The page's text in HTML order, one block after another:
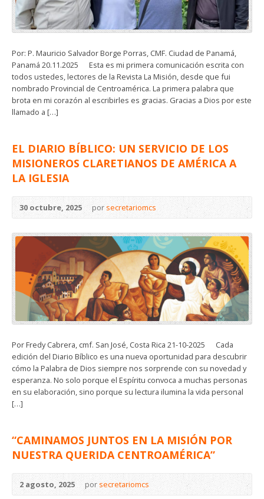
Por: P. Mauricio Salvador Borge Porras, CMF. Ciudad de Panamá,
Panamá 20.11.2025 Esta es mi primera comunicación escrita con
todos ustedes, lectores de la Revista La Misión, desde que fui
nombrado Provincial de Centroamérica. La primera palabra que
brota en mi corazón al escribirles es gracias. Gracias a Dios por este
llamado a […]
EL DIARIO BÍBLICO: UN SERVICIO DE LOS
MISIONEROS CLARETIANOS DE AMÉRICA A
LA IGLESIA
30 octubre, 2025 porsecretariomcs
Por Fredy Cabrera, cmf. San José, Costa Rica 21-10-2025 Cada
edición del Diario Bíblico es una nueva oportunidad para descubrir
cómo la Palabra de Dios siempre nos sorprende con su novedad y
esperanza. No solo porque el Espíritu convoca a muchas personas
en su elaboración, sino porque su lectura ilumina la vida personal
[…]
“CAMINAMOS JUNTOS EN LA MISIÓN POR
NUESTRA QUERIDA CENTROAMÉRICA”
2 agosto, 2025 por secretariomcs